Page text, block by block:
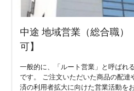
中途 地域営業（総合職）
可】
一般的に、「ルート営業」と呼ばれ
です。 ご注文いただいた商品の配達
済の利用者拡大に向けた営業活動を